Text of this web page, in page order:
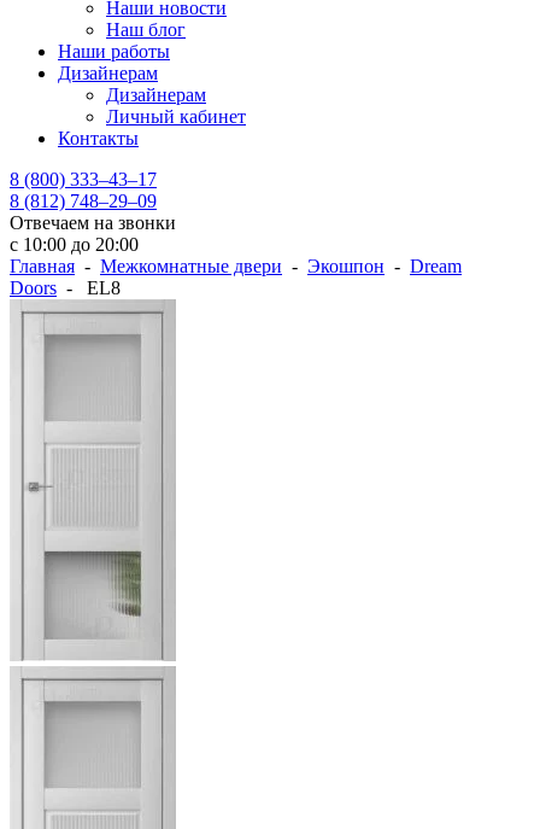
Наши новости
Наш блог
Наши работы
Дизайнерам
Дизайнерам
Личный кабинет
Контакты
8 (800) 333–43–17
8 (812) 748–29–09
Отвечаем на звонки
с 10:00 до 20:00
Главная - Межкомнатные двери - Экошпон - Dream
Doors - EL8